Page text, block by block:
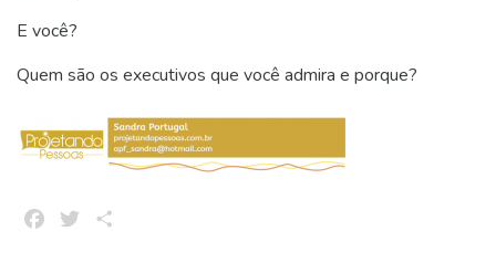
E você?
Quem são os executivos que você admira e porque?
FacebookTwitter